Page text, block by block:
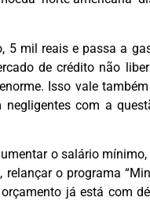
5 mil reais e passa a
de crédito não
Isso vale
com a
o salário
o programa
já está com